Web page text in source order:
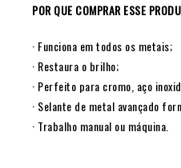
POR QUE COMPRAR ESSE
· Funciona em todos os metais;
· Restaura o brilho;
· Perfeito para cromo, aço
· Selante de metal avançado
· Trabalho manual ou máquina.